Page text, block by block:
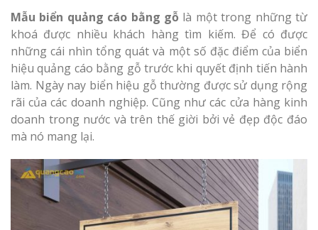
Mẫu biển quảng cáo bằng gỗ là một trong những từ
khoá được nhiều khách hàng tìm kiếm. Để có được
những cái nhìn tổng quát và một số đặc điểm của biển
hiệu quảng cáo bằng gỗ trước khi quyết định tiến hành
làm. Ngày nay biển hiệu gỗ thường được sử dụng rộng
rãi của các doanh nghiệp. Cũng như các cửa hàng kinh
doanh trong nước và trên thế giời bởi vẻ đẹp độc đáo
mà nó mang lại.
Làm bảng hiệu gỗ
homestay chất lượng
Làm biển hiệu gỗ
quán cafe đẹp
Làm biển
tóc Thuận An
Thi công
cáo Vinh
Làm biển
Nghệ An giá